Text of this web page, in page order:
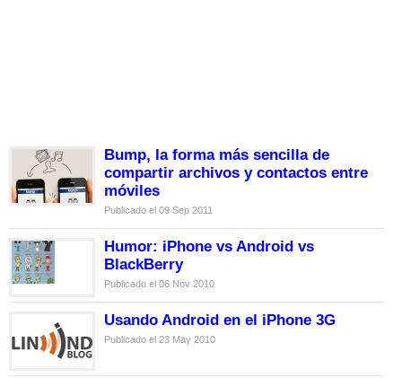
Bump, la forma más sencilla de
compartir archivos y contactos entre
móviles
Publicado el 09 Sep 2011
Humor: iPhone vs Android vs
BlackBerry
Publicado el 06 Nov 2010
Usando Android en el iPhone 3G
Publicado el 23 May 2010